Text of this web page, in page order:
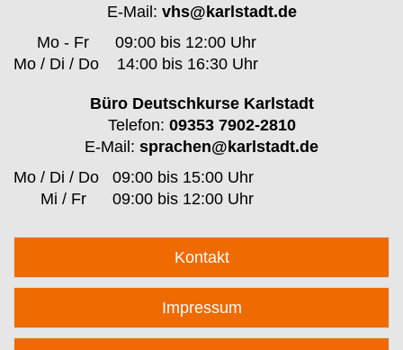
E-Mail: vhs@karlstadt.de
Mo - Fr
09:00 bis 12:00 Uhr
Mo / Di / Do
14:00 bis 16:30 Uhr
Büro Deutschkurse Karlstadt
Telefon: 09353 7902-2810
E-Mail: sprachen@karlstadt.de
Mo / Di / Do 09:00 bis 15:00 Uhr
Mi / Fr
09:00 bis 12:00 Uhr
Kontakt
Impressum